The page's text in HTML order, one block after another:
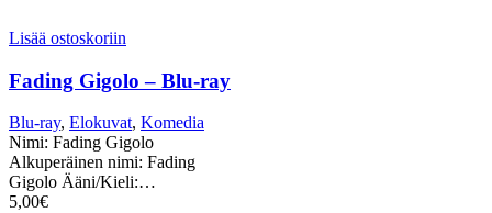
Lisää ostoskoriin
Fading Gigolo – Blu-ray
Blu-ray, Elokuvat, Komedia
Nimi: Fading Gigolo
Alkuperäinen nimi: Fading
Gigolo Ääni/Kieli:…
5,00€